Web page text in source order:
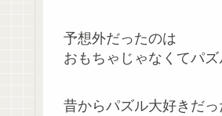
予想外だったのは
おもちゃじゃなくてパ
昔からパズル大好きだ